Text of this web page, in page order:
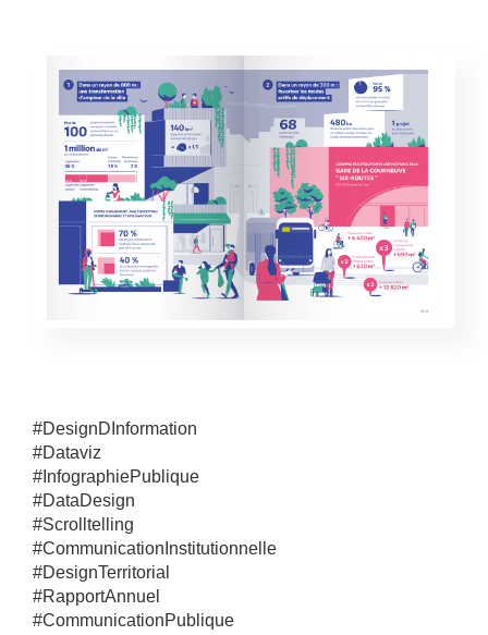
#DesignDInformation
#Dataviz
#InfographiePublique
#DataDesign
#Scrolltelling
#CommunicationInstitutionnelle
#DesignTerritorial
#RapportAnnuel
#CommunicationPublique